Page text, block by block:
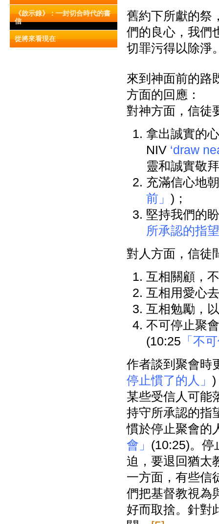
《啟示錄》：一封切合時代的書
信
從將來看現在
舊約下所獻的祭
們的良心，我們
切罪污得以除淨
來到神面前的路
方面的回應：
對神方面，信徒
拿出誠實的
NIV ‘draw
靈和誠實敬
充滿信心地
前」 )；
堅持我們的
所承認的指
對人方面，信徒
互相關顧，
互相用愛心
互相勉勵，
不可停止聚
(10:25 「不
作者談到聚會時
停止慣了的人」 )
某些受信人可能
持守所承認的指
慣於停止聚會的
會」 (10:25)。停
迫，要退回猶太
一方面，有些信
們把基督教視為
好而取捨。針對